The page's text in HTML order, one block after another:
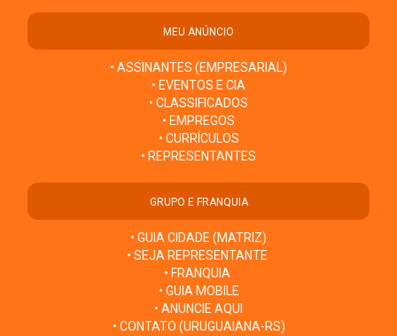
MEU ANÚNCIO
• ASSINANTES (EMPRESARIAL)
• EVENTOS E CIA
• CLASSIFICADOS
• EMPREGOS
• CURRÍCULOS
• REPRESENTANTES
GRUPO E FRANQUIA
• GUIA CIDADE (MATRIZ)
• SEJA REPRESENTANTE
• FRANQUIA
• GUIA MOBILE
• ANUNCIE AQUI
• CONTATO (URUGUAIANA-RS)